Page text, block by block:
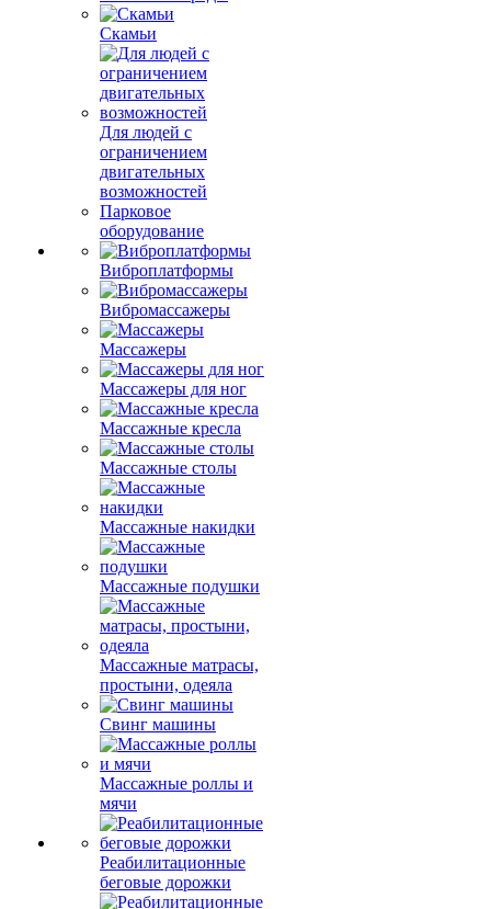
Скамьи
Для людей с
ограничением
двигательных
возможностей
Парковое
оборудование
Виброплатформы
Вибромассажеры
Массажеры
Массажеры для ног
Массажные кресла
Массажные столы
Массажные накидки
Массажные подушки
Массажные матрасы,
простыни, одеяла
Свинг машины
Массажные роллы и
мячи
Реабилитационные
беговые дорожки